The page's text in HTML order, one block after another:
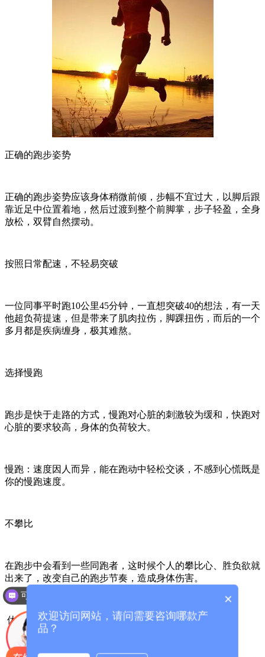
正确的跑步姿势
正确的跑步姿势应该身体稍微前倾，步幅不宜过大，以脚后跟
靠近足中位置着地，然后过渡到整个前脚掌，步子轻盈，全身
放松，双臂自然摆动。
按照日常配速，不轻易突破
一位同事平时跑10公里45分钟，一直想突破40的想法，有一天
他超负荷提速，但是带来了肌肉拉伤，脚踝扭伤，而后的一个
多月都是疾病缠身，极其难熬。
选择慢跑
跑步是快于走路的方式，慢跑对心脏的刺激较为缓和，快跑对
心脏的要求较高，身体的负荷较大。
慢跑：速度因人而异，能在跑动中轻松交谈，不感到心慌既是
你的慢跑速度。
不攀比
在跑步中会看到一些同跑者，这时候个人的攀比心、胜负欲就
出来了，改变自己的跑步节奏，造成身体伤害。
休息很重要
×
欢迎访问网站，请问需要咨询哪款产
品？